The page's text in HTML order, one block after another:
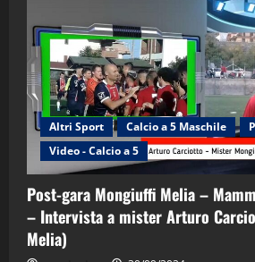
Altri Sport Calcio a 5 Maschile
Video - Calcio a 5
Post-gara Mongiuffi Melia –
– Intervista a mister Arturo
Melia)